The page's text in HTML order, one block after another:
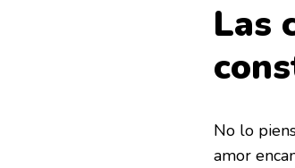
Las
No lo
amor